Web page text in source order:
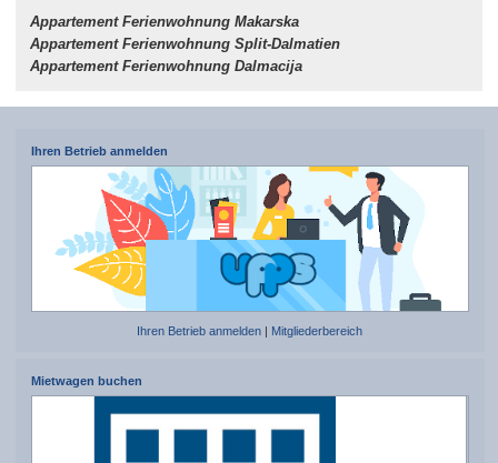
Appartement Ferienwohnung Makarska
Appartement Ferienwohnung Split-Dalmatien
Appartement Ferienwohnung Dalmacija
Ihren Betrieb anmelden
Ihren Betrieb anmelden Mitgliederbereich
Mietwagen buchen